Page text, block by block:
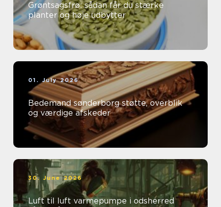
Grøntsagsfrø: sådan får du stærke
planter og høje udbytter
01. July 2026
Bedemand sønderborg støtte, overblik
og værdige afskeder
30. June 2026
Luft til luft varmepumpe i odsherred